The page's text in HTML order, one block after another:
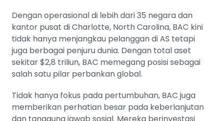
Dengan operasional di lebih dari 35 negara dan
kantor pusat di Charlotte, North Carolina, BAC kini
tidak hanya menjangkau pelanggan di AS tetapi
juga berbagai penjuru dunia. Dengan total aset
sekitar $2,8 triliun, BAC memegang posisi sebagai
salah satu pilar perbankan global.
Tidak hanya fokus pada pertumbuhan, BAC juga
memberikan perhatian besar pada keberlanjutan